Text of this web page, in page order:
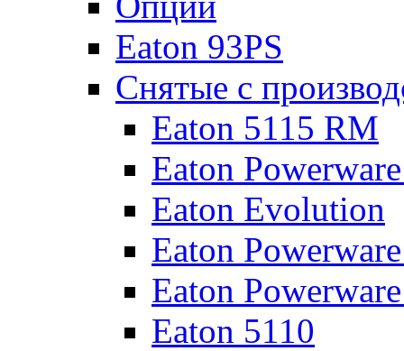
Eaton 93PS
Снятые с
Eaton 5115 RM
Eaton
Eaton Evolution
Eaton
Eaton
Eaton 5110